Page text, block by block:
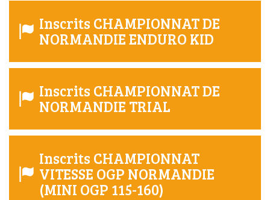
Inscrits CHAMPIONNAT DE
NORMANDIE ENDURO KID
Inscrits CHAMPIONNAT DE
NORMANDIE TRIAL
Inscrits CHAMPIONNAT
VITESSE OGP NORMANDIE
(MINI OGP 115-160)